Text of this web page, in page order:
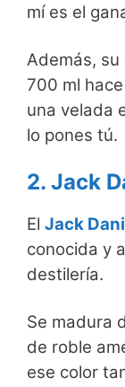
mí es el
Además,
700 ml
una velada
lo pones tú.
2. Jack
El Jack
conocida y
destilería.
Se madura
de roble
ese color